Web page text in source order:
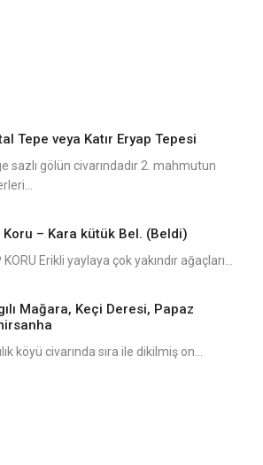
Tepe veya Katır Eryap Tepesi
sazlı gölün civarındadır 2. mahmutun
Koru – Kara kütük Bel. (Beldi)
KORU Erikli yaylaya çok yakındır ağaçları...
Mağara, Keçi Deresi, Papaz
köyü civarında sıra ile dikilmiş on...